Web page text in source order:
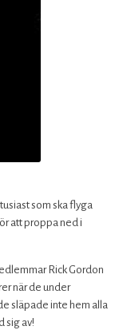
som ska flyga
att proppa ned i
Rick Gordon
när de under
släpade inte hem alla
sig av!